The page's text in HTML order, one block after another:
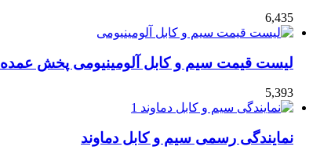
6,435
لیست قیمت سیم و کابل آلومینیومی پخش عمده
5,393
نمایندگی رسمی سیم و کابل دماوند